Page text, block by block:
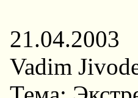
21.04.2003
Vadim